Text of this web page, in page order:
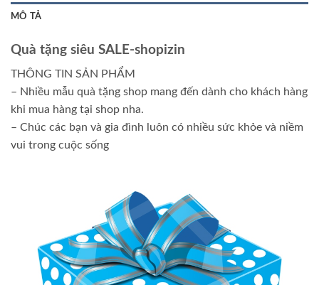
MÔ TẢ
Quà tặng siêu SALE-shopizin
THÔNG TIN SẢN PHẨM
– Nhiều mẫu quà tặng shop mang đến dành cho khách hàng
khi mua hàng tại shop nha.
– Chúc các bạn và gia đình luôn có nhiều sức khỏe và niềm
vui trong cuộc sống